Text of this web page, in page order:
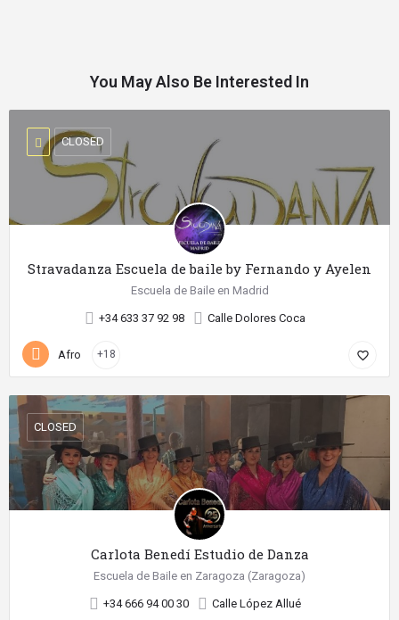
You May Also Be Interested In
Stravadanza Escuela de baile by Fernando y Ayelen
Escuela de Baile en Madrid
+34 633 37 92 98 Calle Dolores Coca
CLOSED
Afro +18 favorite_border
Carlota Benedí Estudio de Danza
Escuela de Baile en Zaragoza (Zaragoza)
+34 666 94 00 30 Calle López Allué
CLOSED